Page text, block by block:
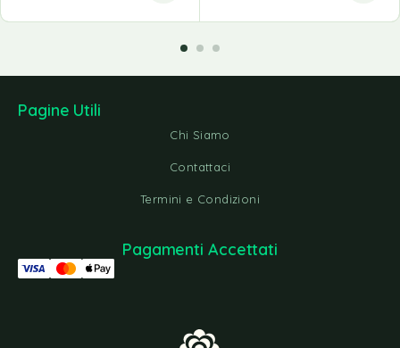
Pagine Utili
Chi Siamo
Contattaci
Termini e Condizioni
Pagamenti Accettati